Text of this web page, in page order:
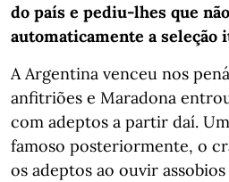
do país e pediu-lhes que
automaticamente a seleção
A Argentina venceu nos
anfitriões e Maradona
com adeptos a partir daí.
famoso posteriormente, o
os adeptos ao ouvir